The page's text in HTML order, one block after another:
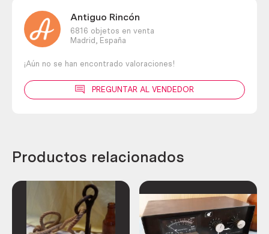
Antiguo Rincón
6816 objetos en venta
Madrid,
España
¡Aún no se han encontrado valoraciones!
PREGUNTAR AL VENDEDOR
Productos relacionados